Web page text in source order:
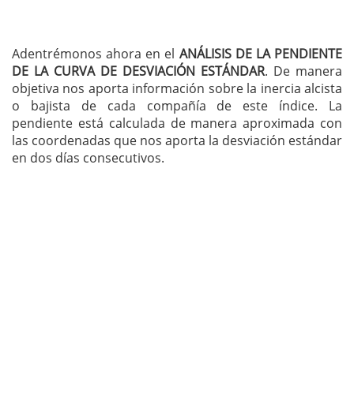
Adentrémonos ahora en el ANÁLISIS DE LA PENDIENTE
DE LA CURVA DE DESVIACIÓN ESTÁNDAR. De manera
objetiva nos aporta información sobre la inercia alcista
o bajista de cada compañía de este índice. La
pendiente está calculada de manera aproximada con
las coordenadas que nos aporta la desviación estándar
en dos días consecutivos.